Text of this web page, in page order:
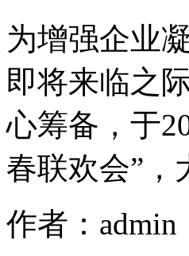
为增强企业
即将来临之
心筹备，于
春联欢会”，
作者：admin